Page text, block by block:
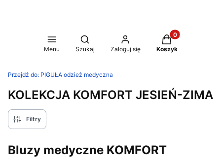
Menu
Otwórz wyszukiwarkę
Szukaj Zaloguj się
Produkty w
Koszyk
Przejdź do: PIGUŁA odzież medyczna
KOLEKCJA KOMFORT JESIEŃ-ZIMA
Filtry
Bluzy medyczne KOMFORT